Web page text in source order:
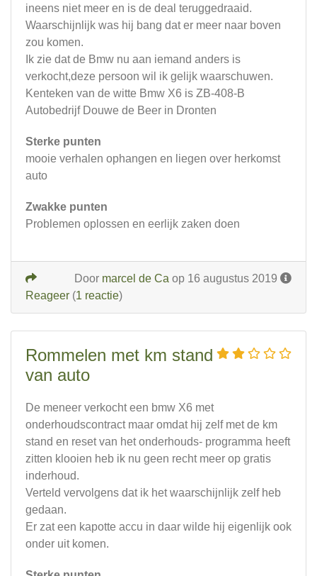
ineens niet meer en is de deal teruggedraaid.
Waarschijnlijk was hij bang dat er meer naar boven
zou komen.
Ik zie dat de Bmw nu aan iemand anders is
verkocht,deze persoon wil ik gelijk waarschuwen.
Kenteken van de witte Bmw X6 is ZB-408-B
Autobedrijf Douwe de Beer in Dronten
Sterke punten
mooie verhalen ophangen en liegen over herkomst
auto
Zwakke punten
Problemen oplossen en eerlijk zaken doen
Door marcel de Ca op 16 augustus 2019
Reageer (1 reactie)
Rommelen met km stand
van auto
De meneer verkocht een bmw X6 met
onderhoudscontract maar omdat hij zelf met de km
stand en reset van het onderhouds- programma heeft
zitten klooien heb ik nu geen recht meer op gratis
inderhoud.
Verteld vervolgens dat ik het waarschijnlijk zelf heb
gedaan.
Er zat een kapotte accu in daar wilde hij eigenlijk ook
onder uit komen.